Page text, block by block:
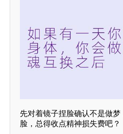
先对着镜子捏脸确认不是做
脸，总得收点精神损失费吧？